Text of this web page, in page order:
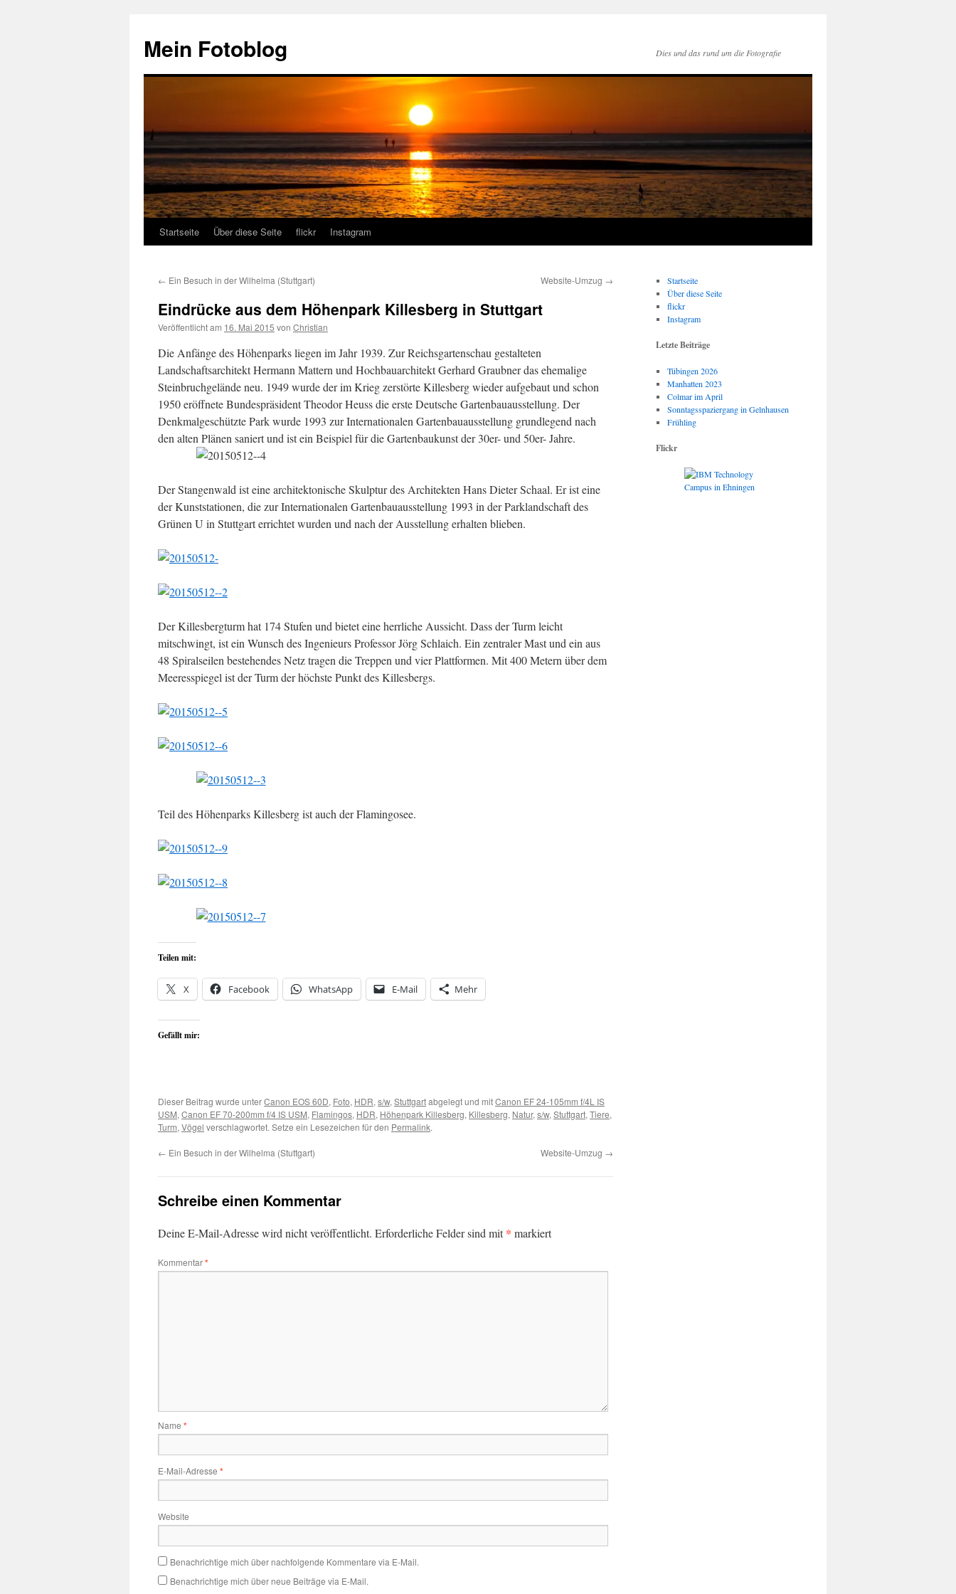
springen
Mein Fotoblog Dies und das rund um die Fotografie
Startseite Über diese Seite flickr Instagram
← Ein Besuch in der Wilhelma (Stuttgart) Website-Umzug →
Eindrücke aus dem Höhenpark Killesberg in Stuttgart
Veröffentlicht am 16. Mai 2015 von Christian
Die Anfänge des Höhenparks liegen im Jahr 1939. Zur Reichsgartenschau gestalteten
Landschaftsarchitekt Hermann Mattern und Hochbauarchitekt Gerhard Graubner das ehemalige
Steinbruchgelände neu. 1949 wurde der im Krieg zerstörte Killesberg wieder aufgebaut und schon
1950 eröffnete Bundespräsident Theodor Heuss die erste Deutsche Gartenbauausstellung. Der
Denkmalgeschützte Park wurde 1993 zur Internationalen Gartenbauausstellung grundlegend nach
den alten Plänen saniert und ist ein Beispiel für die Gartenbaukunst der 30er- und 50er- Jahre.
Der Stangenwald ist eine architektonische Skulptur des Architekten Hans Dieter Schaal. Er ist eine
der Kunststationen, die zur Internationalen Gartenbauausstellung 1993 in der Parklandschaft des
Grünen U in Stuttgart errichtet wurden und nach der Ausstellung erhalten blieben.
Der Killesbergturm hat 174 Stufen und bietet eine herrliche Aussicht. Dass der Turm leicht
mitschwingt, ist ein Wunsch des Ingenieurs Professor Jörg Schlaich. Ein zentraler Mast und ein aus
48 Spiralseilen bestehendes Netz tragen die Treppen und vier Plattformen. Mit 400 Metern über dem
Meeresspiegel ist der Turm der höchste Punkt des Killesbergs.
Teil des Höhenparks Killesberg ist auch der Flamingosee.
Teilen mit:
X Facebook WhatsApp E-Mail Mehr
Gefällt mir:
Dieser Beitrag wurde unterCanon EOS 60D, Foto, HDR, s/w, Stuttgartabgelegt und mitCanon EF 24-105mm f/4L IS
USM, Canon EF 70-200mm f/4 IS USM, Flamingos, HDR, Höhenpark Killesberg, Killesberg, Natur, s/w, Stuttgart, Tiere,
Turm, Vögel verschlagwortet. Setze ein Lesezeichen für den Permalink.
← Ein Besuch in der Wilhelma (Stuttgart) Website-Umzug →
Schreibe einen Kommentar
Deine E-Mail-Adresse wird nicht veröffentlicht. Erforderliche Felder sind mit* markiert
Kommentar*
Name *
E-Mail-Adresse *
Website
Benachrichtige mich über nachfolgende Kommentare via E-Mail.
Benachrichtige mich über neue Beiträge via E-Mail.
Startseite
Über diese Seite
flickr
Instagram
Letzte Beiträge
Tübingen 2026
Manhatten 2023
Colmar im April
Sonntagsspaziergang in Gelnhausen
Frühling
Flickr